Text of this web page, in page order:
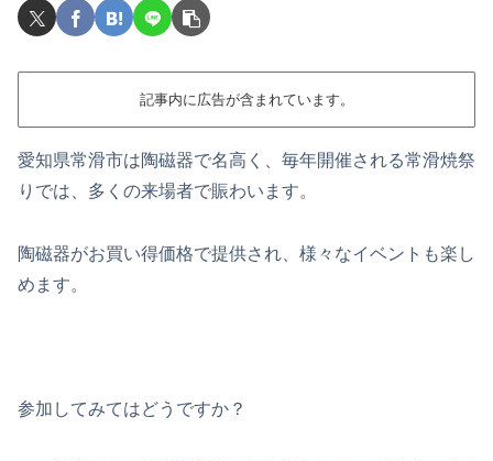
記事内に広告が含まれています。
愛知県常滑市は陶磁器で名高く、毎年開催される常滑焼祭
りでは、多くの来場者で賑わいます。
陶磁器がお買い得価格で提供され、様々なイベントも楽し
めます。
参加してみてはどうですか？